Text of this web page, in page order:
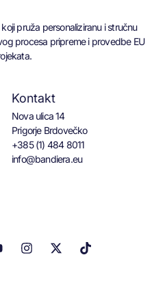
pruža personaliziranu i stručnu
procesa pripreme i provedbe EU
Kontakt
Nova ulica 14
Prigorje Brdovečko
+385 (1) 484 8011
info@bandiera.eu